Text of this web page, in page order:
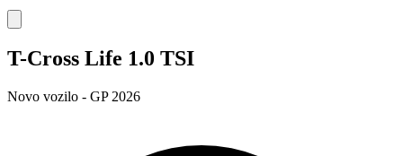
T-Cross Life 1.0 TSI
Novo vozilo - GP 2026